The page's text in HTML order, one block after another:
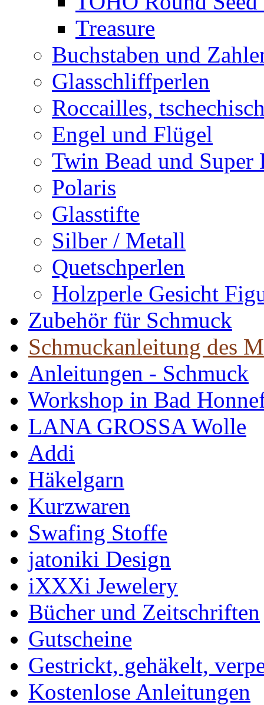
Treasure
Buchstaben und
Glasschliffperlen
Roccailles,
Engel und Flügel
Twin Bead und Super
Polaris
Glasstifte
Silber / Metall
Quetschperlen
Holzperle Gesicht
Zubehör für Schmuck
Schmuckanleitung des
Anleitungen - Schmuck
Workshop in Bad
LANA GROSSA Wolle
Addi
Häkelgarn
Kurzwaren
Swafing Stoffe
jatoniki Design
iXXXi Jewelery
Bücher und Zeitschriften
Gutscheine
Gestrickt, gehäkelt,
Kostenlose Anleitungen